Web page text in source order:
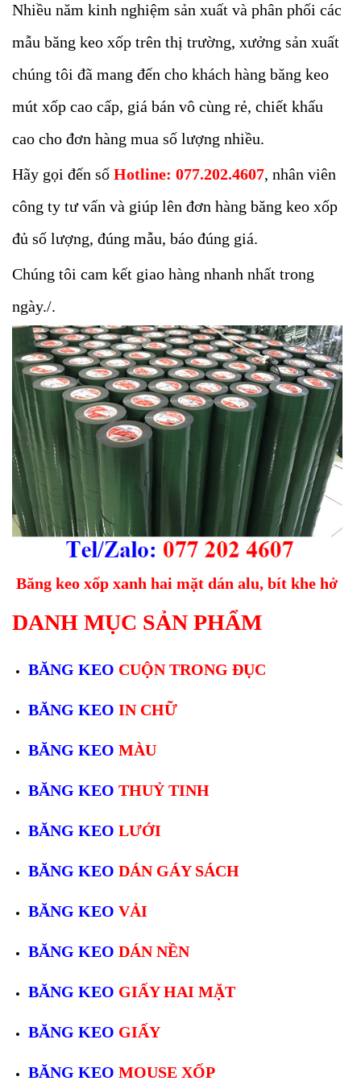
Nhiều năm kinh nghiệm sản xuất và phân phối các
mẫu băng keo xốp trên thị trường, xưởng sản xuất
chúng tôi đã mang đến cho khách hàng băng keo
mút xốp cao cấp, giá bán vô cùng rẻ, chiết khấu
cao cho đơn hàng mua số lượng nhiều.
Hãy gọi đến số Hotline: 077.202.4607, nhân viên
công ty tư vấn và giúp lên đơn hàng băng keo xốp
đủ số lượng, đúng mẫu, báo đúng giá.
Chúng tôi cam kết giao hàng nhanh nhất trong
ngày./.
Băng keo xốp xanh hai mặt dán alu, bít khe hở
DANH MỤC SẢN PHẨM
BĂNG KEO CUỘN TRONG ĐỤC
BĂNG KEO IN CHỮ
BĂNG KEO MÀU
BĂNG KEO THUỶ TINH
BĂNG KEO LƯỚI
BĂNG KEO DÁN GÁY SÁCH
BĂNG KEO VẢI
BĂNG KEO DÁN NỀN
BĂNG KEO GIẤY HAI MẶT
BĂNG KEO GIẤY
BĂNG KEO MOUSE XỐP